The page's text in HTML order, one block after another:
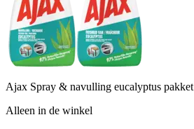
Ajax Spray & navulling eucalyptus pakket
Alleen in de winkel